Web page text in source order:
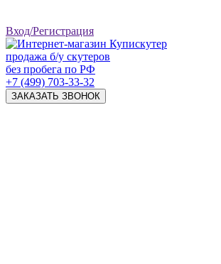
Вход/Регистрация
продажа б/у скутеров
без пробега по РФ
+7 (499) 703-33-32
ЗАКАЗАТЬ ЗВОНОК